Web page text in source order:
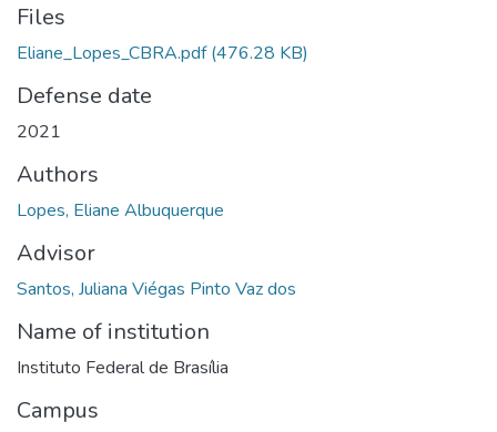
Files
Eliane_Lopes_CBRA.pdf(476.28 KB)
Defense date
2021
Authors
Lopes, Eliane Albuquerque
Advisor
Santos, Juliana Viégas Pinto Vaz dos
Name of institution
Instituto Federal de Brasília
Campus